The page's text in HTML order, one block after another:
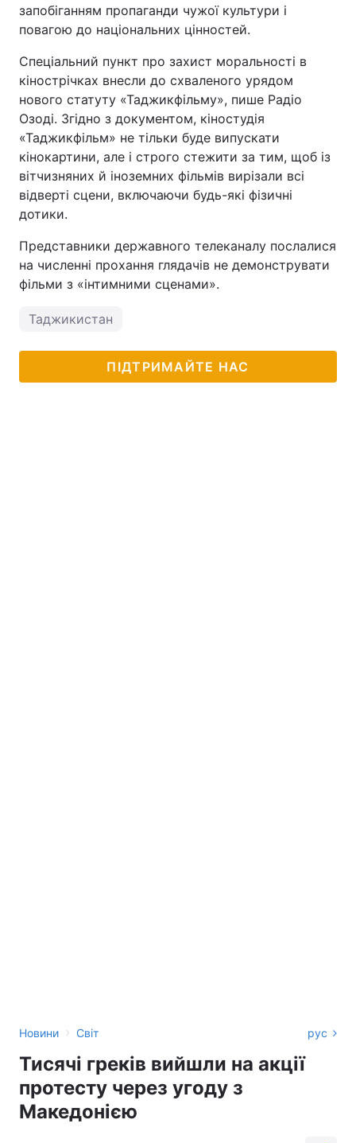
запобіганням пропаганди чужої культури і
повагою до національних цінностей.
Спеціальний пункт про захист моральності в
кінострічках внесли до схваленого урядом
нового статуту «Таджикфільму», пише Радіо
Озоді. Згідно з документом, кіностудія
«Таджикфільм» не тільки буде випускати
кінокартини, але і строго стежити за тим, щоб із
вітчизняних й іноземних фільмів вирізали всі
відверті сцени, включаючи будь-які фізичні
дотики.
Представники державного телеканалу послалися
на численні прохання глядачів не демонструвати
фільми з «інтимними сценами».
Таджикистан
ПІДТРИМАЙТЕ НАС
Новини › Світ рус
Тисячі греків вийшли на акції
протесту через угоду з
Македонією